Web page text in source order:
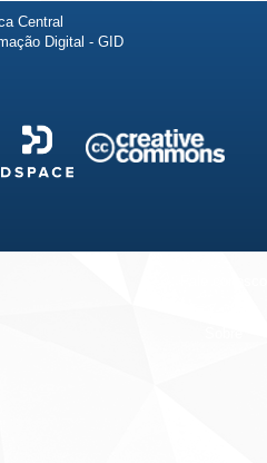
Central
Digital - GID